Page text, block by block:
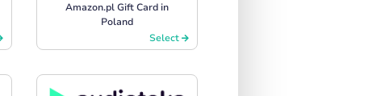
Amazon.pl Gift Card in
Poland
Select